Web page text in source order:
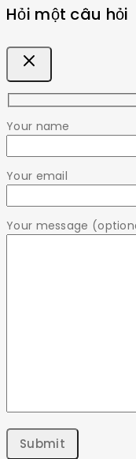
Hỏi một câu hỏi
Your name
Your email
Your message